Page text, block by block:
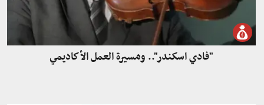
"فادي اسكندر".. ومسيرة العمل الأكاديمي